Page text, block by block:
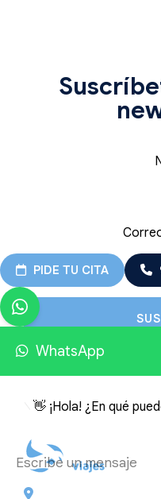
PIDE TU CITA
WhatsApp
👋 ¡Hola! ¿En qué